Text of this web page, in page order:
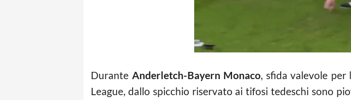
Durante Anderletch-Bayern Monaco, sfida valevole
League, dallo spicchio riservato ai tifosi tedeschi sono